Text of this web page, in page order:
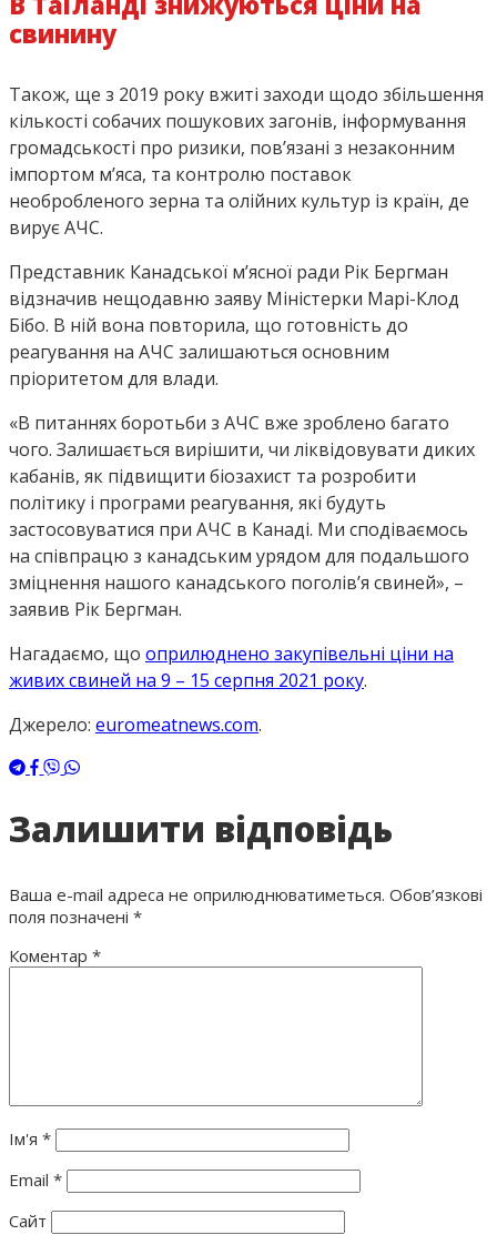
свинину
Також, ще з 2019 року вжиті заходи щодо збільшення
кількості собачих пошукових загонів, інформування
громадськості про ризики, пов’язані з незаконним
імпортом м’яса, та контролю поставок
необробленого зерна та олійних культур із країн, де
вирує АЧС.
Представник Канадської м’ясної ради Рік Бергман
відзначив нещодавню заяву Міністерки Марі-Клод
Бібо. В ній вона повторила, що готовність до
реагування на АЧС залишаються основним
пріоритетом для влади.
«В питаннях боротьби з АЧС вже зроблено багато
чого. Залишається вирішити, чи ліквідовувати диких
кабанів, як підвищити біозахист та розробити
політику і програми реагування, які будуть
застосовуватися при АЧС в Канаді. Ми сподіваємось
на співпрацю з канадським урядом для подальшого
зміцнення нашого канадського поголів’я свиней», –
заявив Рік Бергман.
Нагадаємо, що оприлюднено закупівельні ціни на
живих свиней на 9 – 15 серпня 2021 року.
Джерело: euromeatnews.com.
Залишити відповідь
Ваша e-mail адреса не оприлюднюватиметься. Обов’язкові
поля позначені *
Коментар *
Ім'я *
Email *
Сайт